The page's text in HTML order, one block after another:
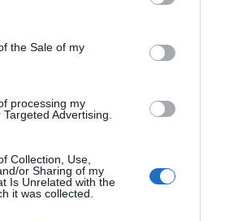
the Sale of my
processing my
Advertising.
Collection, Use,
or Sharing of my
Is Unrelated with the
it was collected.